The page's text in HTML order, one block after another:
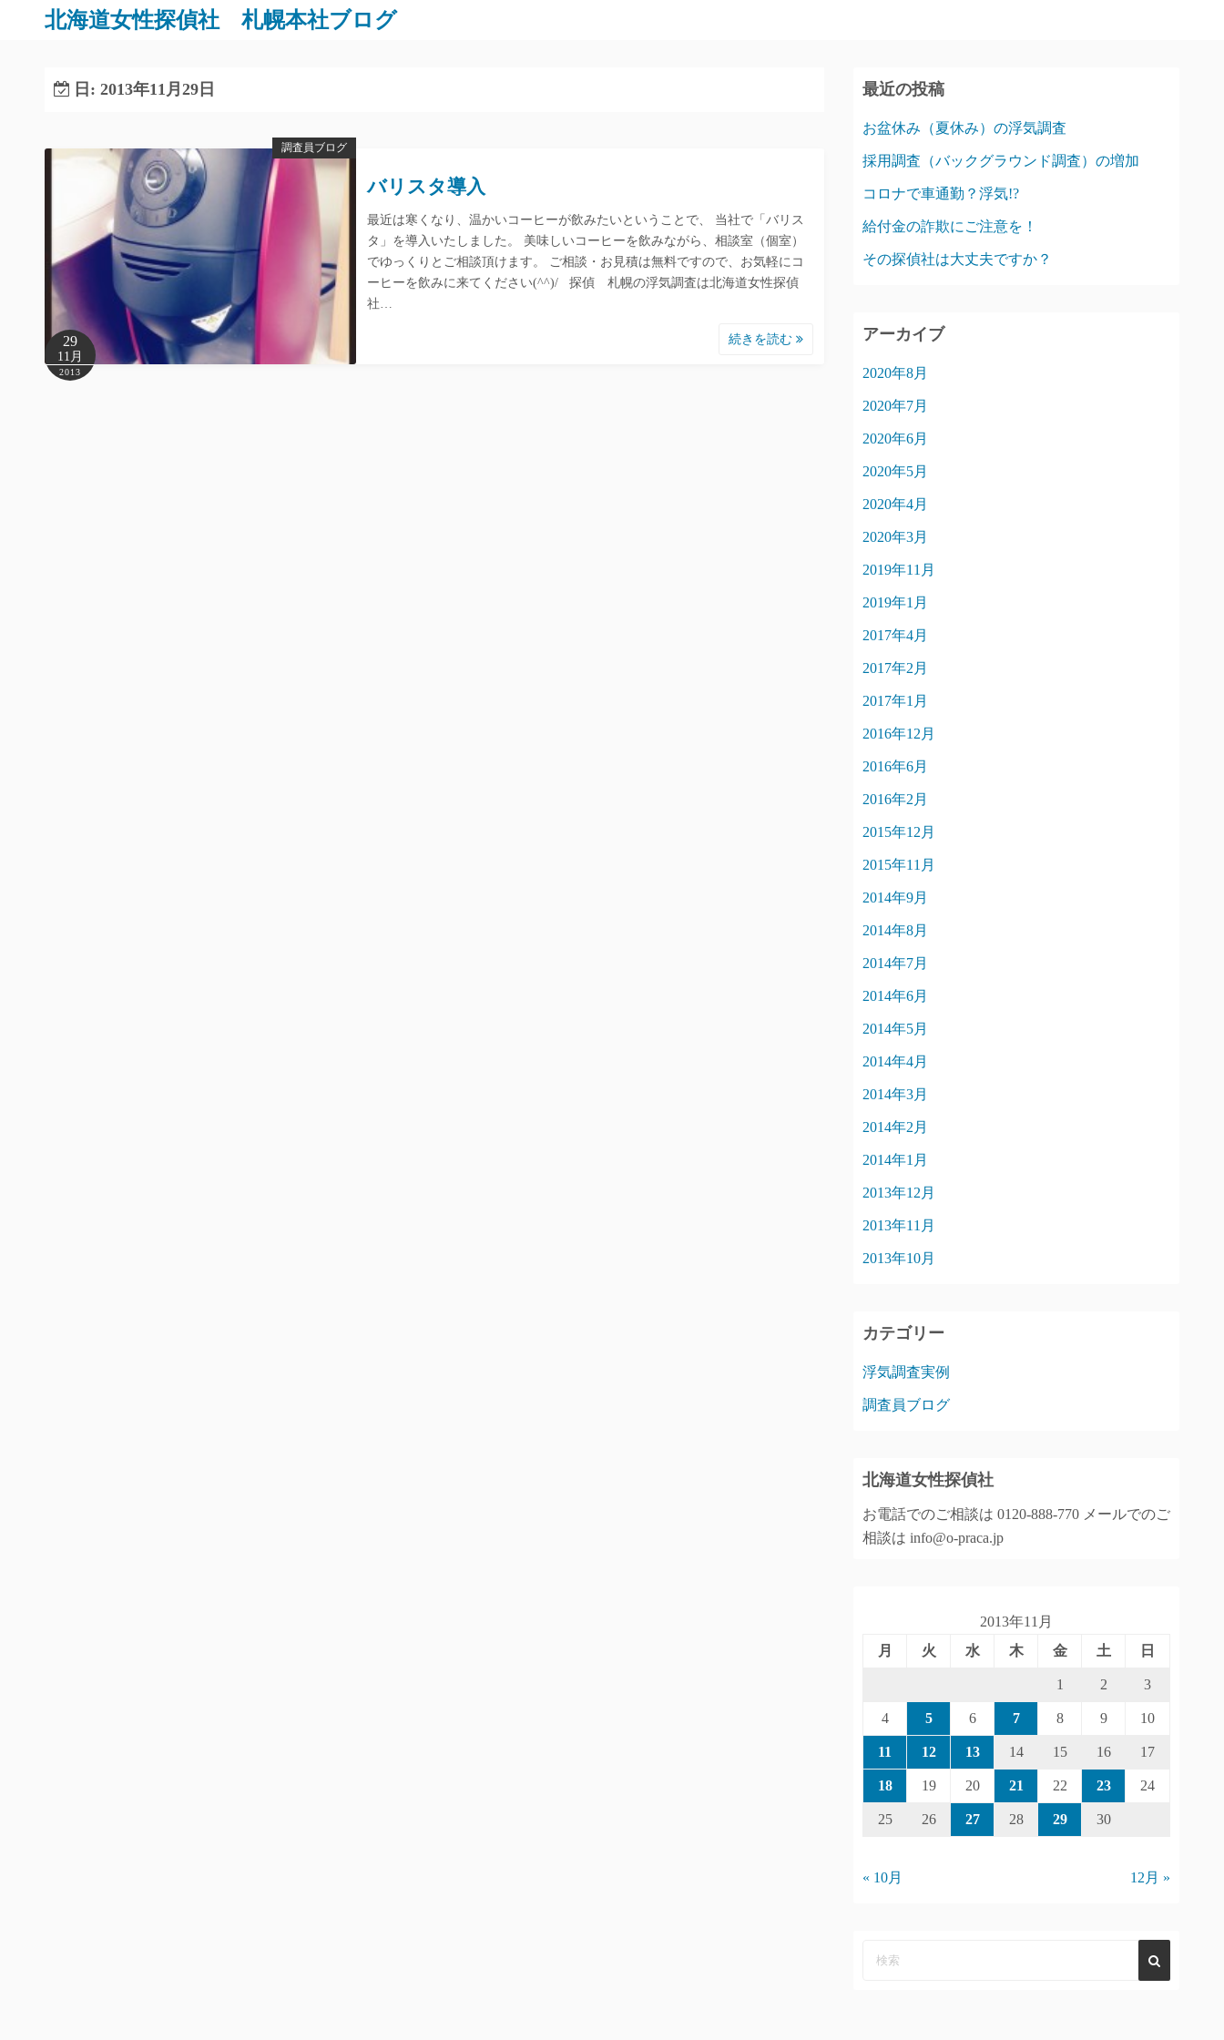
北海道女性探偵社 札幌本社ブログ
日: 2013年11月29日
調査員ブログ
29
11月
2013
バリスタ導入
最近は寒くなり、温かいコーヒーが飲みたいということで、 当社で「バリス
タ」を導入いたしました。 美味しいコーヒーを飲みながら、相談室（個室）
でゆっくりとご相談頂けます。 ご相談・お見積は無料ですので、お気軽にコ
ーヒーを飲みに来てください(^^)/ 探偵 札幌の浮気調査は北海道女性探偵
社…
続きを読む
最近の投稿
お盆休み（夏休み）の浮気調査
採用調査（バックグラウンド調査）の増加
コロナで車通勤？浮気!?
給付金の詐欺にご注意を！
その探偵社は大丈夫ですか？
アーカイブ
2020年8月
2020年7月
2020年6月
2020年5月
2020年4月
2020年3月
2019年11月
2019年1月
2017年4月
2017年2月
2017年1月
2016年12月
2016年6月
2016年2月
2015年12月
2015年11月
2014年9月
2014年8月
2014年7月
2014年6月
2014年5月
2014年4月
2014年3月
2014年2月
2014年1月
2013年12月
2013年11月
2013年10月
カテゴリー
浮気調査実例
調査員ブログ
北海道女性探偵社
お電話でのご相談は 0120-888-770 メールでのご
相談は info@o-praca.jp
2013年11月
月
火 水 木 金 土 日
1 2 3
4 5 6 7 8 9 10
11 12 13 14 15 16 17
18 19 20 21 22 23 24
25 26 27 28 29 30
« 10月 12月 »